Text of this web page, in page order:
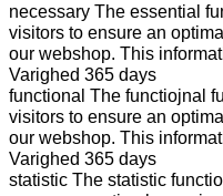
necessary The essential
visitors to ensure an
our webshop. This
Varighed 365 days
functional The functiojnal
visitors to ensure an
our webshop. This
Varighed 365 days
statistic The statistic